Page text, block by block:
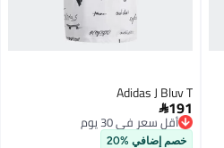
Adidas J Bluv T
191
أقل سعر في 30 يوم
أقل سعر في 30 يوم
خصم إضافي %20